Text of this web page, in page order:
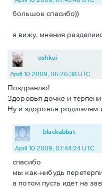
большое спасибо))
я вижу, мнения
oshkui
April 10 2009, 06:26:38 UTC
Поздравлю!
Здоровья дочке и
Ну и здоровья родителям
blackabbat
April 10 2009, 07:44:24 UTC
спасибо
мы как-нибудь
а потом пусть идет на